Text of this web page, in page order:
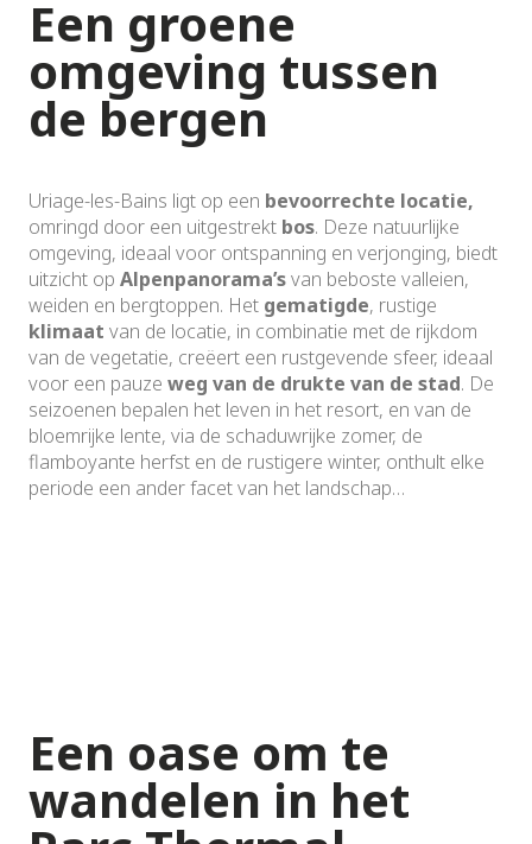
Een groene
omgeving tussen
de bergen
Uriage-les-Bains ligt op een bevoorrechte locatie,
omringd door een uitgestrekt bos. Deze natuurlijke
omgeving, ideaal voor ontspanning en verjonging, biedt
uitzicht op Alpenpanorama’svan beboste valleien,
weiden en bergtoppen. Het gematigde, rustige
klimaat van de locatie, in combinatie met de rijkdom
van de vegetatie, creëert een rustgevende sfeer, ideaal
voor een pauze weg van de drukte van de stad. De
seizoenen bepalen het leven in het resort, en van de
bloemrijke lente, via de schaduwrijke zomer, de
flamboyante herfst en de rustigere winter, onthult elke
periode een ander facet van het landschap…
Een oase om te
wandelen in het